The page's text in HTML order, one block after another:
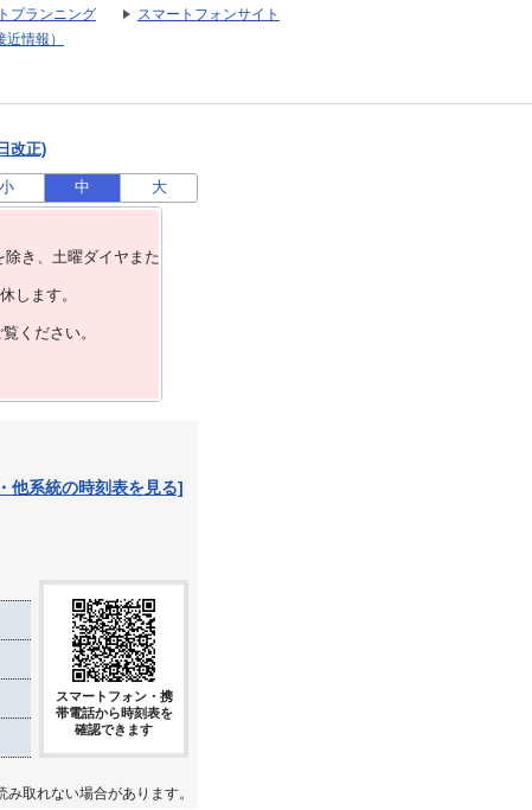
プランニング
スマートフォンサイト
情報）
改正)
小 中 大
き、⼟曜ダイヤまた
します。
ください。
他系統の時刻表を見る]
スマートフォン・携
帯電話から時刻表を
確認できます
取れない場合があります。